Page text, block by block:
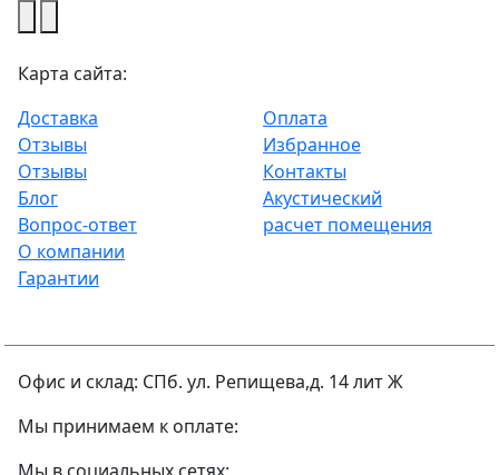
Карта сайта:
Доставка
Отзывы
Оплата
Избранное
Отзывы
Блог
Вопрос-ответ
О компании
Гарантии
Контакты
Акустический
расчет помещения
Офис и склад: СПб. ул. Репищева,д. 14 лит Ж
Мы принимаем к оплате: